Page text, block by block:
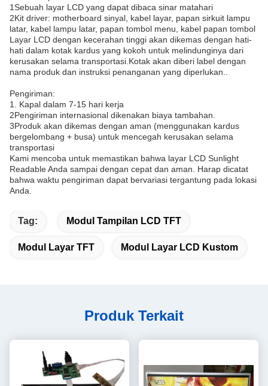
1Sebuah layar LCD yang dapat dibaca sinar matahari
2Kit driver: motherboard sinyal, kabel layar, papan sirkuit lampu
latar, kabel lampu latar, papan tombol menu, kabel papan tombol
Layar LCD dengan kecerahan tinggi akan dikemas dengan hati-
hati dalam kotak kardus yang kokoh untuk melindunginya dari
kerusakan selama transportasi.Kotak akan diberi label dengan
nama produk dan instruksi penanganan yang diperlukan..
Pengiriman:
1. Kapal dalam 7-15 hari kerja
2Pengiriman internasional dikenakan biaya tambahan.
3Produk akan dikemas dengan aman (menggunakan kardus
bergelombang + busa) untuk mencegah kerusakan selama
transportasi
Kami mencoba untuk memastikan bahwa layar LCD Sunlight
Readable Anda sampai dengan cepat dan aman. Harap dicatat
bahwa waktu pengiriman dapat bervariasi tergantung pada lokasi
Anda.
Tag: Modul Tampilan LCD TFT
Modul Layar TFT Modul Layar LCD Kustom
Produk Terkait